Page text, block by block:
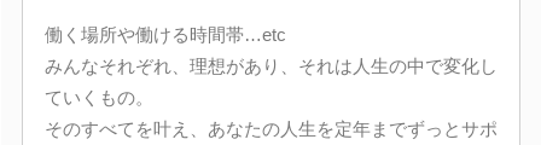
働く場所や働ける時間帯…etc
みんなそれぞれ、理想があり、それは人生の中で変化し
ていくもの。
そのすべてを叶え、あなたの人生を定年までずっとサポ